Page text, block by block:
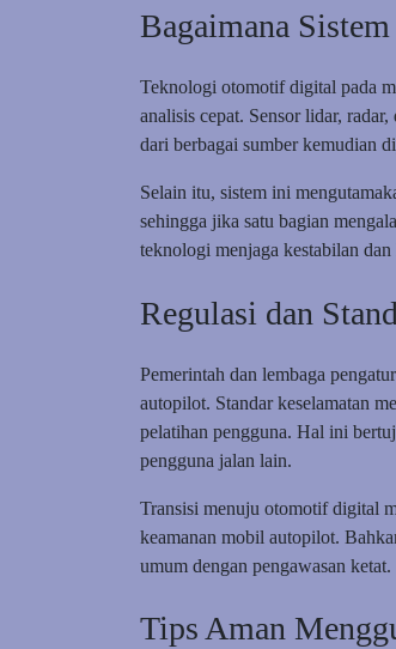
Bagaimana
Teknologi otomotif digital pada
analisis cepat. Sensor lidar,
dari berbagai sumber kemudian
Selain itu, sistem ini
sehingga jika satu bagian
teknologi menjaga kestabilan dan
Regulasi dan
Pemerintah dan lembaga
autopilot. Standar keselamatan
pelatihan pengguna. Hal ini
pengguna jalan lain.
Transisi menuju otomotif digital
keamanan mobil autopilot.
umum dengan pengawasan ketat.
Tips Aman